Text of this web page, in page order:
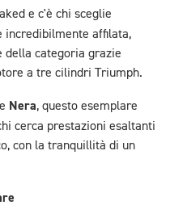
e c'è chi sceglie
incredibilmente affilata,
della categoria grazie
a tre cilindri Triumph.
Nera, questo esemplare
cerca prestazioni esaltanti
con la tranquillità di un